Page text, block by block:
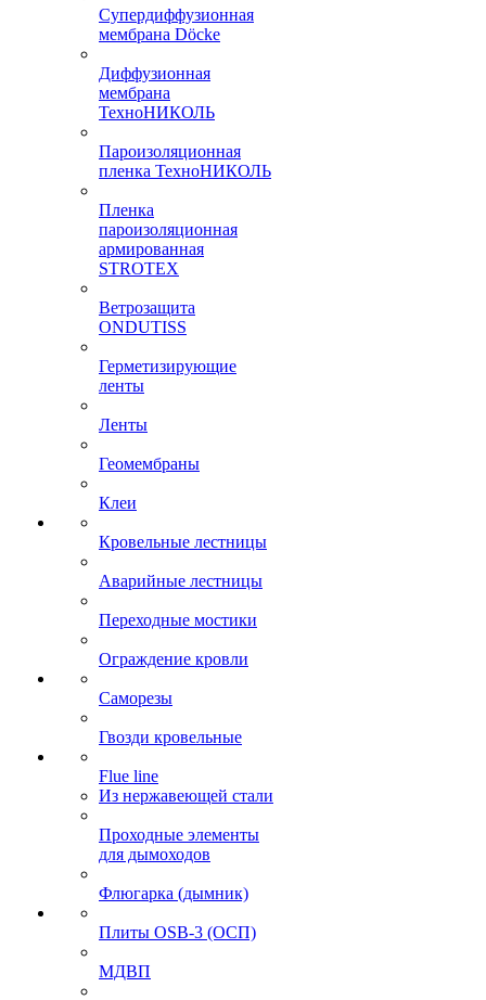
Супердиффузионная
мембрана Döcke
Диффузионная
мембрана
ТехноНИКОЛЬ
Пароизоляционная
пленка ТехноНИКОЛЬ
Пленка
пароизоляционная
армированная
STROTEX
Ветрозащита
ONDUTISS
Герметизирующие
ленты
Ленты
Геомембраны
Клеи
Кровельные лестницы
Аварийные лестницы
Переходные мостики
Ограждение кровли
Саморезы
Гвозди кровельные
Flue line
Из нержавеющей стали
Проходные элементы
для дымоходов
Флюгарка (дымник)
Плиты OSB-3 (ОСП)
МДВП